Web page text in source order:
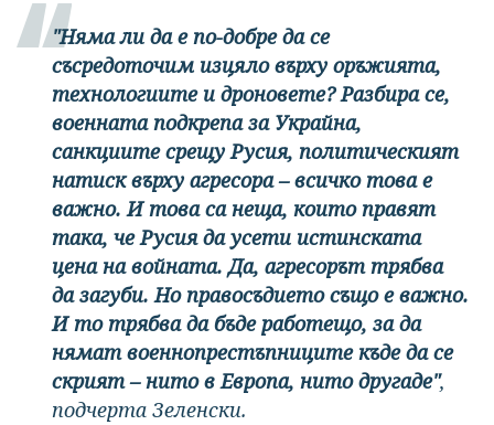
"Няма ли да е по-добре да се
съсредоточим изцяло върху оръжията,
технологиите и дроновете? Разбира се,
военната подкрепа за Украйна,
санкциите срещу Русия, политическият
натиск върху агресора – всичко това е
важно. И това са неща, които правят
така, че Русия да усети истинската
цена на войната. Да, агресорът трябва
да загуби. Но правосъдието също е важно.
И то трябва да бъде работещо, за да
нямат военнопрестъпниците къде да се
скрият – нито в Европа, нито другаде",
подчерта Зеленски.